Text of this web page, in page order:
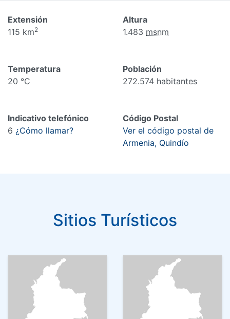
Extensión
115 km2
Altura
1.483 msnm
Temperatura
20 °C
Población
272.574 habitantes
Indicativo telefónico
6 ¿Cómo llamar?
Código Postal
Ver el código postal de
Armenia, Quindío
Sitios Turísticos